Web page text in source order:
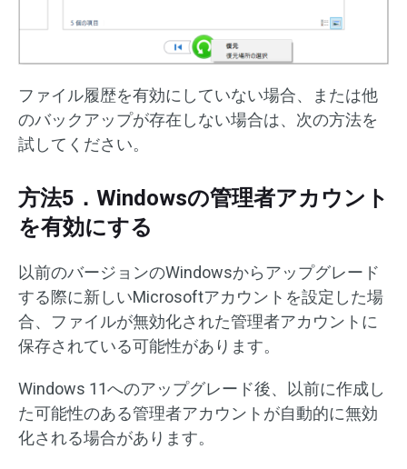
ファイル履歴を有効にしていない場合、または他
のバックアップが存在しない場合は、次の方法を
試してください。
方法5．Windowsの管理者アカウント
を有効にする
以前のバージョンのWindowsからアップグレード
する際に新しいMicrosoftアカウントを設定した場
合、ファイルが無効化された管理者アカウントに
保存されている可能性があります。
Windows 11へのアップグレード後、以前に作成し
た可能性のある管理者アカウントが自動的に無効
化される場合があります。